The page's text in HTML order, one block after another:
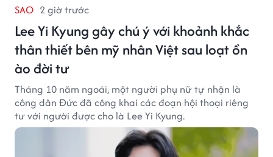
SAO 2 giờ trước
Lee Yi Kyung gây chú ý với khoảnh khắc
thân thiết bên mỹ nhân Việt sau loạt ồn
ào đời tư
Tháng 10 năm ngoái, một người phụ nữ tự nhận là
công dân Đức đã công khai các đoạn hội thoại riêng
tư với người được cho là Lee Yi Kyung.